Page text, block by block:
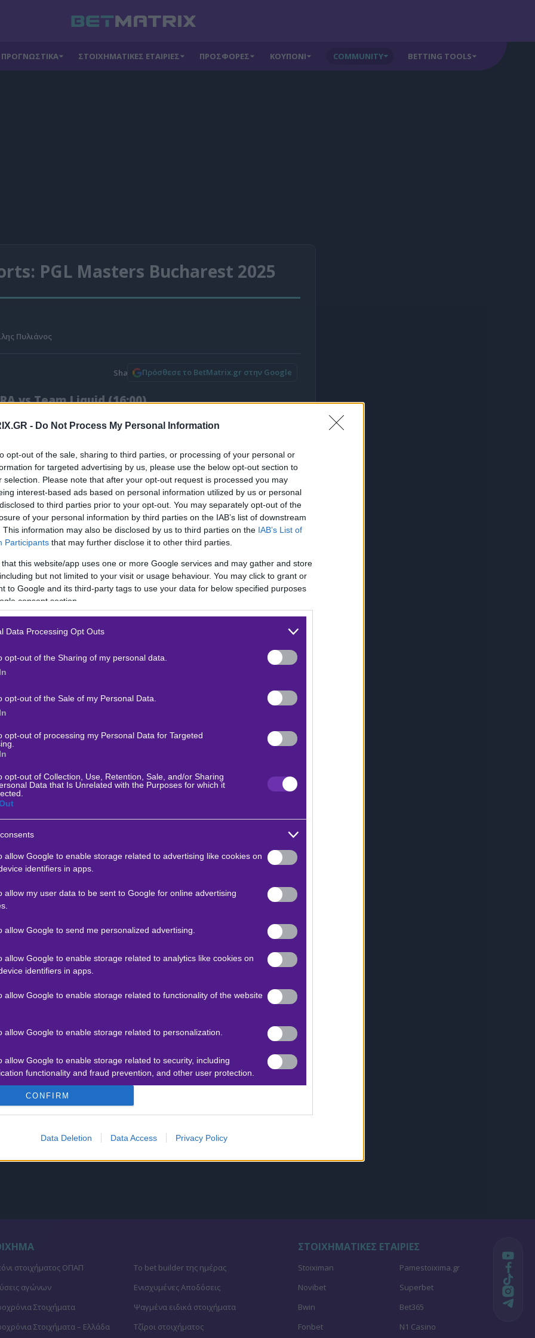
- Do Not Process My Personal Information
opt-out of the sale, sharing to third parties, or processing of your personal or
for targeted advertising by us, please use the below opt-out section to
selection. Please note that after your opt-out request is processed you may
interest-based ads based on personal information utilized by us or personal
to third parties prior to your opt-out. You may separately opt-out of the
of your personal information by third parties on the IAB’s list of downstream
This information may also be disclosed by us to third parties on the IAB’s List of
Participants that may further disclose it to other third parties.
that this website/app uses one or more Google services and may gather and store
but not limited to your visit or usage behaviour. You may click to grant or
to Google and its third-party tags to use your data for below specified purposes
consent section.
Data Processing Opt Outs
opt-out of the Sharing of my personal data.
opt-out of the Sale of my Personal Data.
opt-out of processing my Personal Data for Targeted
opt-out of Collection, Use, Retention, Sale, and/or Sharing
Data that Is Unrelated with the Purposes for which it
allow Google to enable storage related to advertising like cookies on
identifiers in apps.
allow my user data to be sent to Google for online advertising
allow Google to send me personalized advertising.
allow Google to enable storage related to analytics like cookies on
identifiers in apps.
allow Google to enable storage related to functionality of the website
allow Google to enable storage related to personalization.
allow Google to enable storage related to security, including
functionality and fraud prevention, and other user protection.
CONFIRM
Data Deletion Data Access Privacy Policy
ΠΡΟΓΝΩΣΤΙΚΑ ΣΤΟΙΧΗΜΑΤΙΚΕΣ ΕΤΑΙΡΙΕΣ ΠΡΟΣΦΟΡΕΣ ΚΟΥΠΟΝΙ COMMUNITY BETTING TOOLS
PGL Masters Bucharest 2025
Πυλιάνος
Πρόσθεσε το BetMatrix.gr στην Google
vs Team Liquid (16:00)
και αναμέτρηση νικητών της πρώτης φάσης. OιAuroraπέρασαν
με 2-0 από τους Fnaticενώ οι Αμερικανοί δύσκολα με 2-1 από τους
ιδιαίτερα ασταθείς. Τέσσερεις φορές έχουν βρεθεί αντιμέτωπες
φέτος, με δύο νίκες έκαστη.
νικητή είναι δύσκολη και καλύτερα να το αποφύγετε μιας και δεν
για νοκ άουτ παιχνίδι. Θα πάμε με το
και την περίπτωση παρατάσεων που μας κόστισε στην χτεσινή μας
CS2 – PGL Masters – Aurora vs Liquid και επιλέγουμε
Over 53,5
σε απόδοση
ένα κλικ τις καλύτερες προσφορές της ημέρας!
Πυλιάνος προτείνει:
vs Team Liquid
27.10.2025 |16:00 +16.60
1.83
στοιχήματος ΟΠΑΠ
To bet builder της ημέρας
αγώνων
Ενισχυμένες Αποδόσεις
Στοιχήματα
Ψαγμένα ειδικά στοιχήματα
Στοιχήματα – Ελλάδα
Τζίροι στοιχήματος
ΣΤΟΙΧΗΜΑΤΙΚΕΣ ΕΤΑΙΡΙΕΣ
Stoiximan
Pamestoixima.gr
Novibet
Superbet
Bwin
Bet365
Fonbet
N1 Casino